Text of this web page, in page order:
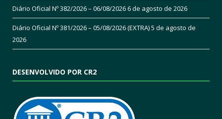
Diário Oficial Nº 382/2026 – 06/08/20266 de agosto de 2026
Diário Oficial Nº 381/2026 – 05/08/2026 (EXTRA)5 de agosto de
2026
DESENVOLVIDO POR CR2